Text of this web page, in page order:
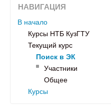
НАВИГАЦИЯ
В начало
Курсы НТБ КузГТУ
Текущий курс
Поиск в ЭК
Участники
Общее
Курсы